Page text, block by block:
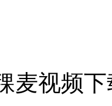
麦视频下